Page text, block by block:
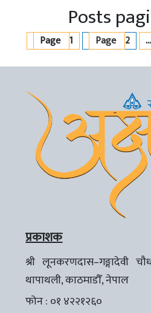
Posts
Page 1 Page 2 …
प्रकाशक
श्री लूनकरणदास–गङ्गादेवी
थापाथली, काठमाडौँ, नेपाल
फोन : ०१ ४२२१२६०